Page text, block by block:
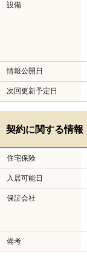
設備
情報公開日
次回更新予定日
契約に関する情報
住宅保険
入居可能日
保証会社
備考